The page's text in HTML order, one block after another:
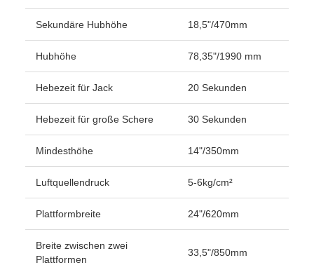
Sekundäre Hubhöhe 18,5"/470mm
Hubhöhe 78,35"/1990 mm
Hebezeit für Jack 20 Sekunden
Hebezeit für große Schere 30 Sekunden
Mindesthöhe 14"/350mm
Luftquellendruck 5-6kg/cm²
Plattformbreite 24"/620mm
Breite zwischen zwei
Plattformen
33,5"/850mm